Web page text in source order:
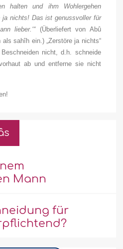
halten und ihm Wohlergehen
ja nichts! Das ist genussvoller für
lieber.‘“(Überliefert von Abû
als sahîh ein.) „Zerstöre ja nichts“
nicht, d.h. schneide
ab und entferne sie nicht
Mann
für